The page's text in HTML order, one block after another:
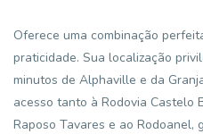
Oferece uma combinação
praticidade. Sua localização
minutos de Alphaville e da
acesso tanto à Rodovia Castelo
Raposo Tavares e ao